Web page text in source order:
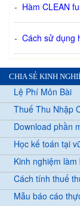
- Hàm CLEAN
- Cách sử dụng
CHIA SẺ KINH
Lệ Phí Môn Bài
Thuế Thu Nhập
Download phần
Học kế toán tại
Kinh nghiệm làm
Cách tính thuế
Mẫu báo cáo